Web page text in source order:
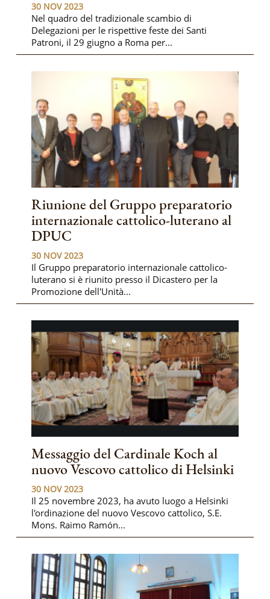
30 NOV 2023
Nel quadro del tradizionale scambio di
Delegazioni per le rispettive feste dei Santi
Patroni, il 29 giugno a Roma per...
Riunione del Gruppo preparatorio
internazionale cattolico-luterano al
DPUC
30 NOV 2023
Il Gruppo preparatorio internazionale cattolico-
luterano si è riunito presso il Dicastero per la
Promozione dell'Unità...
Messaggio del Cardinale Koch al
nuovo Vescovo cattolico di Helsinki
30 NOV 2023
Il 25 novembre 2023, ha avuto luogo a Helsinki
l'ordinazione del nuovo Vescovo cattolico, S.E.
Mons. Raimo Ramón...